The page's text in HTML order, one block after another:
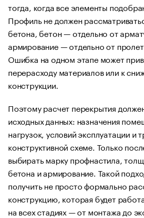
тогда, когда все элементы
Профиль не должен
бетона, бетон — отдельно от
армирование — отдельно от
Ошибка на одном этапе может
перерасходу материалов или к
конструкции.
Поэтому расчет перекрытия
исходных данных: назначения
нагрузок, условий эксплуатации и
конструктивной схеме. Только
выбирать марку профнастила,
бетона и армирование. Такой
получить не просто формально
конструкцию, которая будет
на всех стадиях — от монтажа до